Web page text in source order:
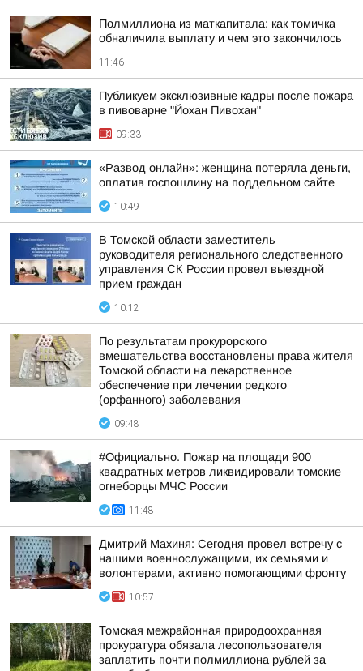
Полмиллиона из маткапитала: как томичка
обналичила выплату и чем это закончилось
11:46
Публикуем эксклюзивные кадры после пожара
в пивоварне "Йохан Пивохан"
09:33
«Развод онлайн»: женщина потеряла деньги,
оплатив госпошлину на поддельном сайте
10:49
В Томской области заместитель
руководителя регионального следственного
управления СК России провел выездной
прием граждан
10:12
По результатам прокурорского
вмешательства восстановлены права жителя
Томской области на лекарственное
обеспечение при лечении редкого
(орфанного) заболевания
09:48
#Официально. Пожар на площади 900
квадратных метров ликвидировали томские
огнеборцы МЧС России
11:48
Дмитрий Махиня: Сегодня провел встречу с
нашими военнослужащими, их семьями и
волонтерами, активно помогающими фронту
10:57
Томская межрайонная природоохранная
прокуратура обязала лесопользователя
заплатить почти полмиллиона рублей за